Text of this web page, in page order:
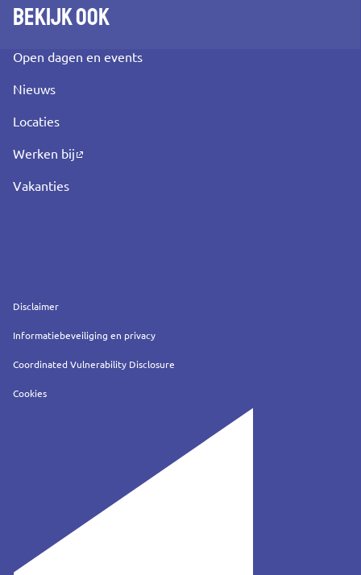
Bekijk ook
Open dagen en events
Nieuws
Locaties
Werken bij
Vakanties
Service
Disclaimer
Informatiebeveiliging en privacy
Coordinated Vulnerability Disclosure
Cookies